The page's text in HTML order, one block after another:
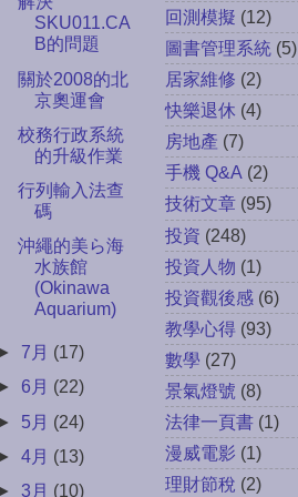
SKU011.CA
B的問題
關於2008的北
京奧運會
校務行政系統
的升級作業
行列輸入法查
碼
沖繩的美ら海
水族館
(Okinawa
Aquarium)
7月 (17)
6月 (22)
5月 (24)
4月 (13)
3月 (10)
回測模擬 (12)
圖書管理系統 (5)
居家維修 (2)
快樂退休 (4)
房地產 (7)
手機 Q&A (2)
技術文章 (95)
投資 (248)
投資人物 (1)
投資觀後感 (6)
教學心得 (93)
數學 (27)
景氣燈號 (8)
法律一頁書 (1)
漫威電影 (1)
理財節稅 (2)